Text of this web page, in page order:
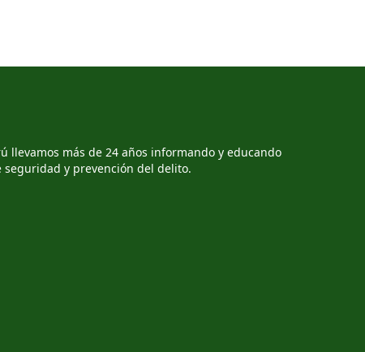
llevamos más de 24 años informando y educando
y prevención del delito.